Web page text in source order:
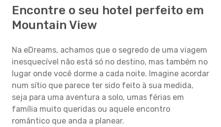
Encontre o seu hotel perfeito em
Mountain View
Na eDreams, achamos que o segredo de uma viagem
inesquecível não está só no destino, mas também no
lugar onde você dorme a cada noite. Imagine acordar
num sítio que parece ter sido feito à sua medida,
seja para uma aventura a solo, umas férias em
família muito queridas ou aquele encontro
romântico que anda a planear.